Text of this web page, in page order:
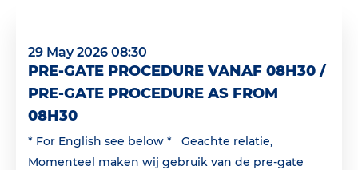
29 May 2026 08:30
PRE-GATE PROCEDURE VANAF 08H30 /
PRE-GATE PROCEDURE AS FROM
08H30
* For English see below * Geachte relatie,
Momenteel maken wij gebruik van de pre-gate